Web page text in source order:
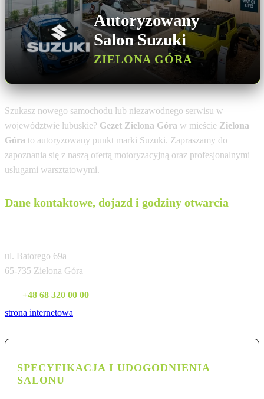
Autoryzowany
Salon Suzuki
ZIELONA GÓRA
Szukasz nowego samochodu lub niezawodnego serwisu w
województwie lubuskie? Gezet Zielona Góra w mieście Zielona
Góra to autoryzowany punkt marki Suzuki. Zapraszamy do
zapoznania się z naszą ofertą motoryzacyjną oraz profesjonalnymi
usługami warsztatowymi.
Dane kontaktowe, dojazd i godziny otwarcia
ul. Batorego 69a
65-735 Zielona Góra
+48 68 320 00 00
strona internetowa
SPECYFIKACJA I UDOGODNIENIA
SALONU